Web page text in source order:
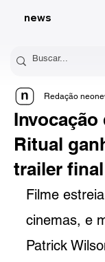
news
Invocação
Ritual
trailer final
Redação
Filme
cinemas, e
Patrick